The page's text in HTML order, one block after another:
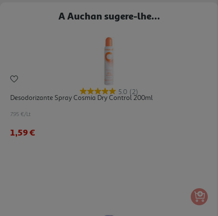
A Auchan sugere-lhe...
5.0 (2)
Desodorizante Spray Cosmia Dry Control 200ml
7.95 €/Lt
1,59 €